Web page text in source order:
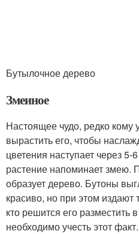
Бутылочное дерево
Змеиное
Настоящее чудо, редко кому
вырастить его, чтобы
цветения наступает через 5-
растение напоминает змею.
образует дерево. Бутоны
красиво, но при этом
кто решится его
необходимо учесть этот факт.